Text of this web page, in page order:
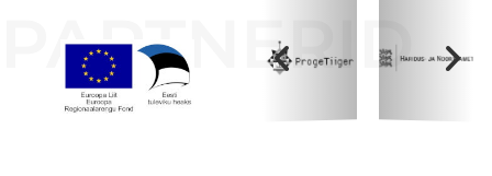
PARTNERID